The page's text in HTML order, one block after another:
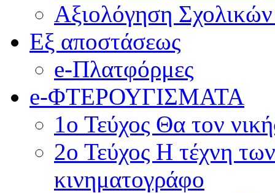
Αξιολόγηση
Εξ αποστάσεως
e-Πλατφόρμες
e-ΦΤΕΡΟΥΓΙΣΜΑΤΑ
1ο Τεύχος Θα τον
2ο Τεύχος Η τέχνη
κινηματογράφο